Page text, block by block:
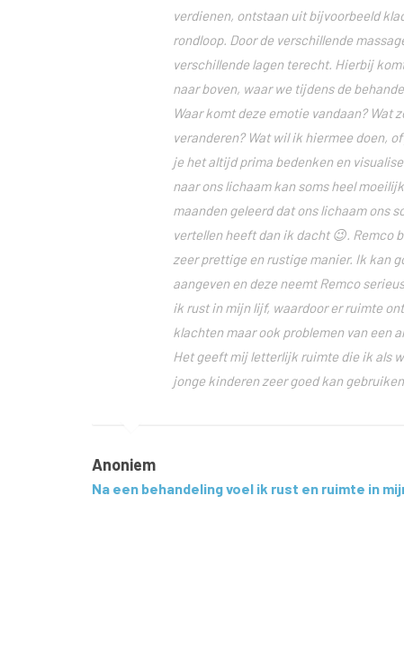
verdienen, ontstaan uit bijvoorbeeld
rondloop. Door de verschillende
verschillende lagen terecht. Hierbij
naar boven, waar we tijdens de
Waar komt deze emotie vandaan? Wat
veranderen? Wat wil ik hiermee doen,
je het altijd prima bedenken en
naar ons lichaam kan soms heel
maanden geleerd dat ons lichaam ons
vertellen heeft dan ik dacht 😉. Remco
zeer prettige en rustige manier. Ik kan
aangeven en deze neemt Remco
ik rust in mijn lijf, waardoor er ruimte
klachten maar ook problemen van een
Het geeft mij letterlijk ruimte die ik als
jonge kinderen zeer goed kan
Anoniem
Na een behandeling voel ik rust en ruimte in